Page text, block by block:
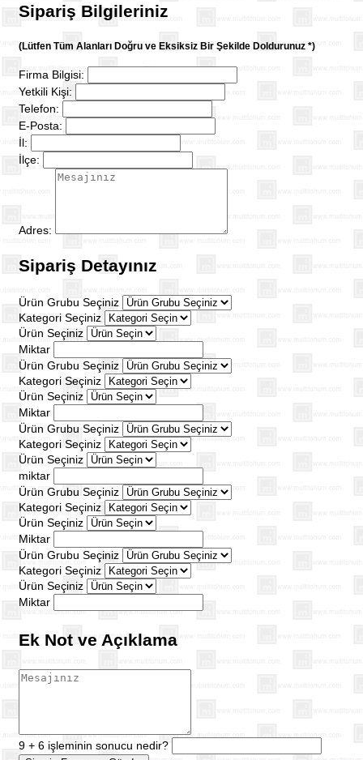
Sipariş Bilgileriniz
(Lütfen Tüm Alanları Doğru ve Eksiksiz Bir Şekilde Doldurunuz *)
Firma Bilgisi:
Yetkili Kişi:
Telefon:
E-Posta:
İl:
İlçe:
Adres:
Sipariş Detayınız
Ürün Grubu Seçiniz
Kategori Seçiniz
Ürün Seçiniz
Miktar
Ürün Grubu Seçiniz
Kategori Seçiniz
Ürün Seçiniz
Miktar
Ürün Grubu Seçiniz
Kategori Seçiniz
Ürün Seçiniz
miktar
Ürün Grubu Seçiniz
Kategori Seçiniz
Ürün Seçiniz
Miktar
Ürün Grubu Seçiniz
Kategori Seçiniz
Ürün Seçiniz
Miktar
Ek Not ve Açıklama
9 + 6 işleminin sonucu nedir?